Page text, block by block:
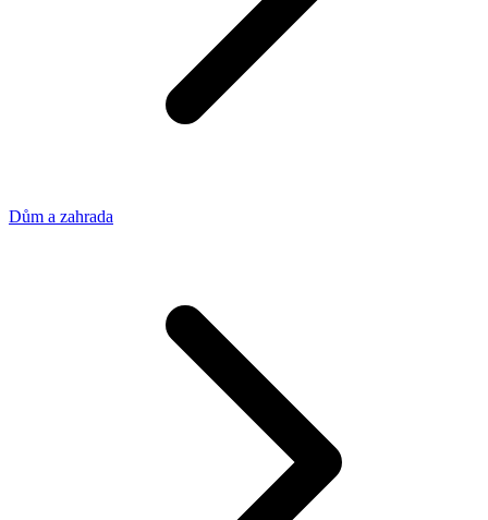
Dům a zahrada